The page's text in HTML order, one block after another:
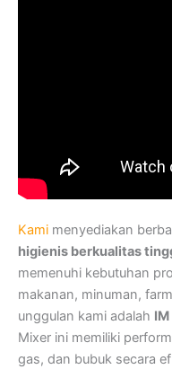
Kami menyediakan
higienis berkualitas
memenuhi kebutuhan
makanan, minuman,
unggulan kami adalah
Mixer ini memiliki
gas, dan bubuk secara